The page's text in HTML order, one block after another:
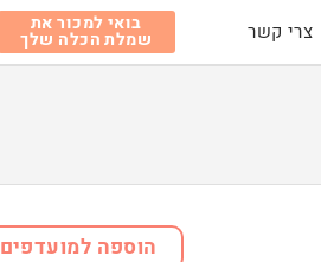
צרי קשר בואי למכור את
שמלת הכלה שלך
הוספה למועדפים